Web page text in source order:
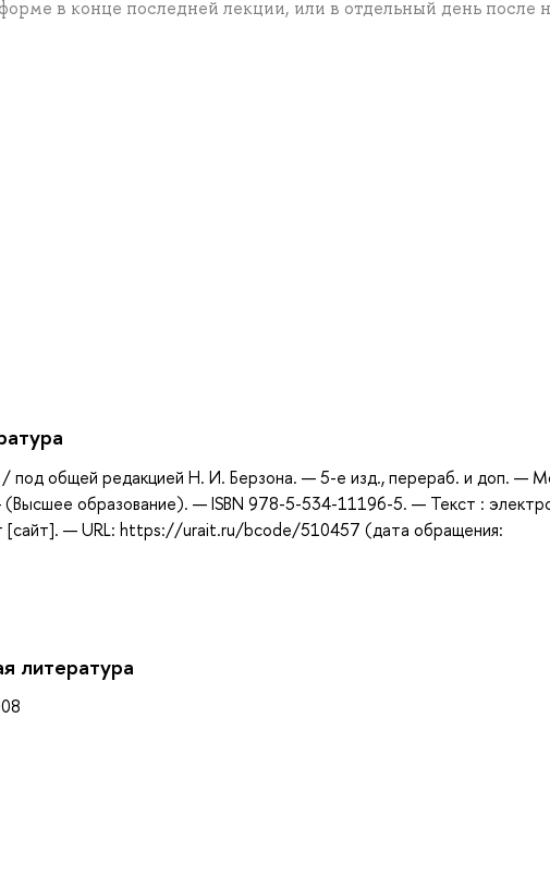
в конце последней лекции, или в отдельный день после
/ под общей редакцией Н. И. Берзона. — 5-е изд., перераб. и доп. —
образование). — ISBN 978-5-534-11196-5. — Текст :
— URL: https://urait.ru/bcode/510457 (дата обращения:
литература